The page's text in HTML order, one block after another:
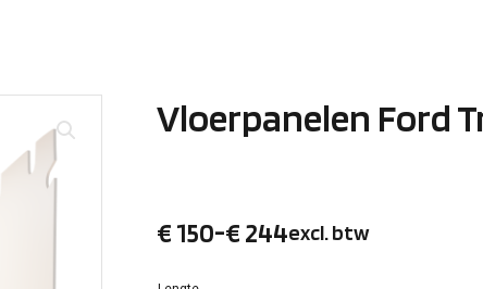
Vloerpanelen Ford
€ 150-€ 244
Prijsklasse:
excl. btw